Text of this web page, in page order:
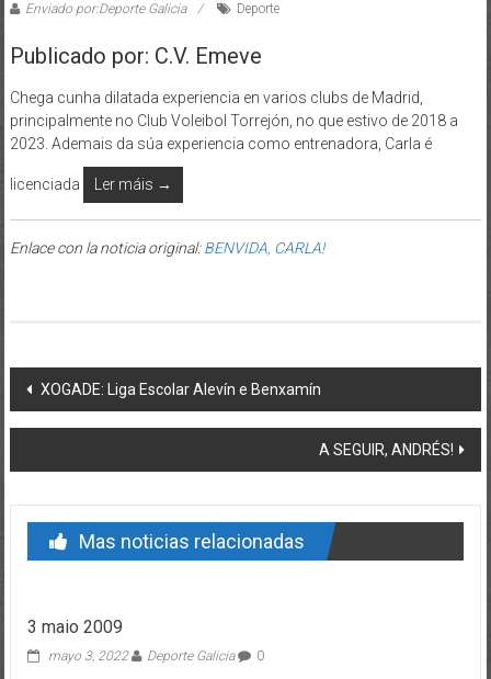
Enviado por:Deporte Galicia Deporte
Publicado por: C.V. Emeve
Chega cunha dilatada experiencia en varios clubs de Madrid,
principalmente no Club Voleibol Torrejón, no que estivo de 2018 a
2023. Ademais da súa experiencia como entrenadora, Carla é
licenciada Ler máis →
Enlace con la noticia original:BENVIDA, CARLA!
Post navigation
XOGADE: Liga Escolar Alevín e Benxamín
A SEGUIR, ANDRÉS!
Mas noticias relacionadas
3 maio 2009
mayo 3, 2022 Deporte Galicia 0